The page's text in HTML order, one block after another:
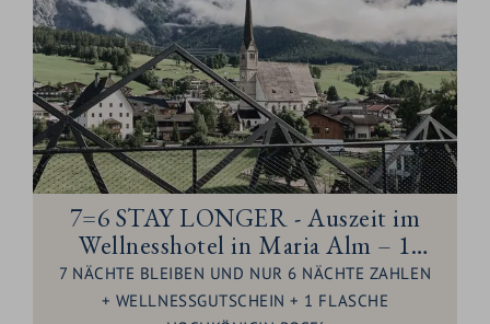
7=6 STAY LONGER - Auszeit im
Wellnesshotel in Maria Alm – 1
Nacht geschenkt
7 NÄCHTE BLEIBEN UND NUR 6 NÄCHTE ZAHLEN
+ WELLNESSGUTSCHEIN + 1 FLASCHE